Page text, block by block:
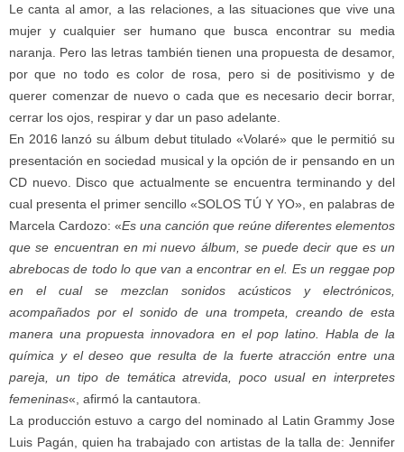
Le canta al amor, a las relaciones, a las situaciones que vive una
mujer y cualquier ser humano que busca encontrar su media
naranja. Pero las letras también tienen una propuesta de desamor,
por que no todo es color de rosa, pero si de positivismo y de
querer comenzar de nuevo o cada que es necesario decir borrar,
cerrar los ojos, respirar y dar un paso adelante.
En 2016 lanzó su álbum debut titulado «Volaré» que le permitió su
presentación en sociedad musical y la opción de ir pensando en un
CD nuevo. Disco que actualmente se encuentra terminando y del
cual presenta el primer sencillo «SOLOS TÚ Y YO», en palabras de
Marcela Cardozo: «Es una canción que reúne diferentes elementos
que se encuentran en mi nuevo álbum, se puede decir que es un
abrebocas de todo lo que van a encontrar en el. Es un reggae pop
en el cual se mezclan sonidos acústicos y electrónicos,
acompañados por el sonido de una trompeta, creando de esta
manera una propuesta innovadora en el pop latino. Habla de la
química y el deseo que resulta de la fuerte atracción entre una
pareja, un tipo de temática atrevida, poco usual en interpretes
femeninas«, afirmó la cantautora.
La producción estuvo a cargo del nominado al Latin Grammy Jose
Luis Pagán, quien ha trabajado con artistas de la talla de: Jennifer